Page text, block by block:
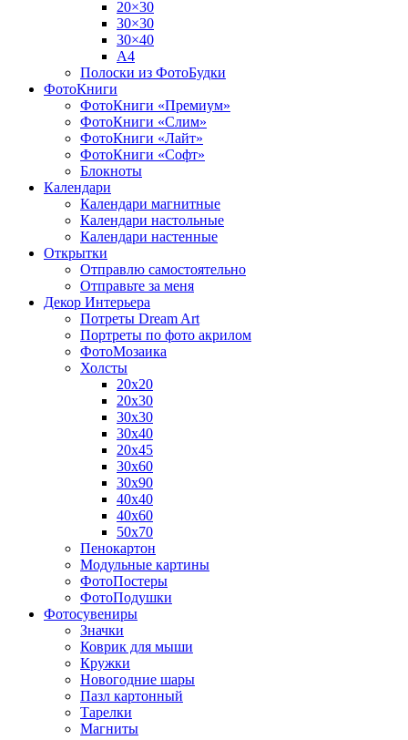
20×30
30×30
30×40
A4
Полоски из ФотоБудки
ФотоКниги
ФотоКниги «Премиум»
ФотоКниги «Слим»
ФотоКниги «Лайт»
ФотоКниги «Софт»
Блокноты
Календари
Календари магнитные
Календари настольные
Календари настенные
Открытки
Отправлю самостоятельно
Отправьте за меня
Декор Интерьера
Потреты Dream Art
Портреты по фото акрилом
ФотоМозаика
Холсты
20х20
20х30
30х30
30х40
20х45
30х60
30х90
40х40
40х60
50х70
Пенокартон
Модульные картины
ФотоПостеры
ФотоПодушки
Фотоcувениры
Значки
Коврик для мыши
Кружки
Новогодние шары
Пазл картонный
Тарелки
Магниты